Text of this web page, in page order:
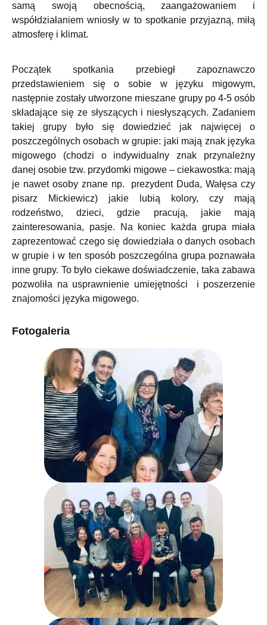
samą swoją obecnością, zaangażowaniem i
współdziałaniem wniosły w to spotkanie przyjazną, miłą
atmosferę i klimat.
Początek spotkania przebiegł zapoznawczo
przedstawieniem się o sobie w języku migowym,
następnie zostały utworzone mieszane grupy po 4-5 osób
składające się ze słyszących i niesłyszących. Zadaniem
takiej grupy było się dowiedzieć jak najwięcej o
poszczególnych osobach w grupie: jaki mają znak języka
migowego (chodzi o indywidualny znak przynależny
danej osobie tzw. przydomki migowe – ciekawostka: mają
je nawet osoby znane np. prezydent Duda, Wałęsa czy
pisarz Mickiewicz) jakie lubią kolory, czy mają
rodzeństwo, dzieci, gdzie pracują, jakie mają
zainteresowania, pasje. Na koniec każda grupa miała
zaprezentować czego się dowiedziała o danych osobach
w grupie i w ten sposób poszczególna grupa poznawała
inne grupy. To było ciekawe doświadczenie, taka zabawa
pozwoliła na usprawnienie umiejętności i poszerzenie
znajomości języka migowego.
Fotogaleria